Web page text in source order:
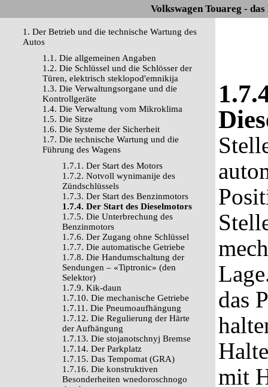
Volkswagen Touareg -
1. Der Betrieb und die technische Wartung des
Autos
1.1. Die allgemeinen Angaben
1.2. Die Schlüssel und die Schlösser der
Türen, elektrisch steklopod'emnikija
1.3. Die Verwaltungsorgane und die
Kontrollgeräte
1.4. Die Verwaltung vom Mikroklima
1.5. Die Sitze
1.6. Die Systeme der Sicherheit
1.7. Die technische Wartung und die
Führung des Wagens
1.7.1. Der Start des Motors
1.7.2. Notvoll wynimanije des
Zündschlüssels
1.7.3. Der Start des Benzinmotors
1.7.4. Der Start des Dieselmotors
1.7.5. Die Unterbrechung des
Benzinmotors
1.7.6. Der Zugang ohne Schlüssel
1.7.7. Die automatische Getriebe
1.7.8. Die Handumschaltung der
Sendungen – «Tiptronic» (den
Selektor)
1.7.9. Kik-daun
1.7.10. Die mechanische Getriebe
1.7.11. Die Pneumoaufhängung
1.7.12. Die Regulierung der Härte
der Aufhängung
1.7.13. Die stojanotschnyj Bremse
1.7.14. Der Parkplatz
1.7.15. Das Tempomat (GRA)
1.7.16. Die konstruktiven
Besonderheiten wnedoroschnogo
das
mit